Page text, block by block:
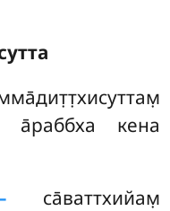
а̄раббха кена
са̄ваттхийам̣